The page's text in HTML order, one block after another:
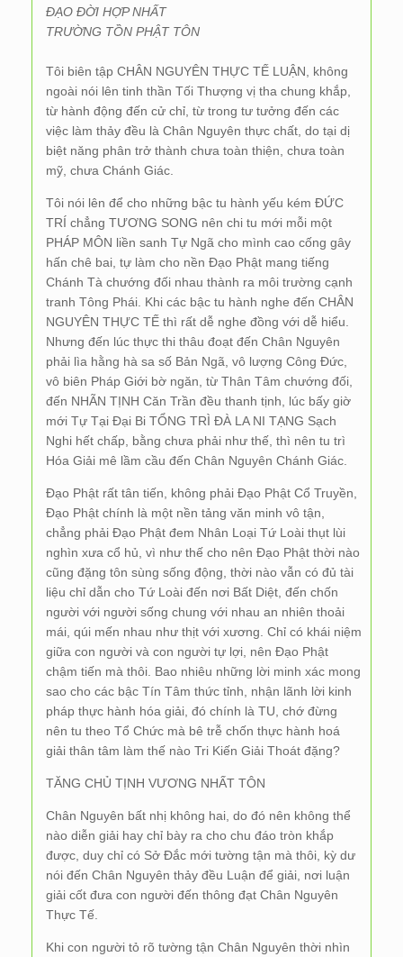
ĐẠO ĐỜI HỢP NHẤT
TRƯỜNG TỒN PHẬT TÔN
Tôi biên tập CHÂN NGUYÊN THỰC TẾ LUẬN, không
ngoài nói lên tinh thần Tối Thượng vị tha chung khắp,
từ hành động đến cử chỉ, từ trong tư tưởng đến các
việc làm thảy đều là Chân Nguyên thực chất, do tại dị
biệt năng phân trở thành chưa toàn thiện, chưa toàn
mỹ, chưa Chánh Giác.
Tôi nói lên để cho những bậc tu hành yếu kém ĐỨC
TRÍ chẳng TƯƠNG SONG nên chi tu mới mỗi một
PHÁP MÔN liền sanh Tự Ngã cho mình cao cống gây
hấn chê bai, tự làm cho nền Đạo Phật mang tiếng
Chánh Tà chướng đối nhau thành ra môi trường cạnh
tranh Tông Phái. Khi các bậc tu hành nghe đến CHÂN
NGUYÊN THỰC TẾ thì rất dễ nghe đồng với dễ hiểu.
Nhưng đến lúc thực thi thâu đoạt đến Chân Nguyên
phải lìa hằng hà sa số Bản Ngã, vô lượng Công Đức,
vô biên Pháp Giới bờ ngăn, từ Thân Tâm chướng đối,
đến NHÃN TỊNH Căn Trần đều thanh tịnh, lúc bấy giờ
mới Tự Tại Đại Bi TỔNG TRÌ ĐÀ LA NI TẠNG Sạch
Nghi hết chấp, bằng chưa phải như thế, thì nên tu trì
Hóa Giải mê lầm cầu đến Chân Nguyên Chánh Giác.
Đạo Phật rất tân tiến, không phải Đạo Phật Cổ Truyền,
Đạo Phật chính là một nền tảng văn minh vô tận,
chẳng phải Đạo Phật đem Nhân Loại Tứ Loài thụt lùi
nghìn xưa cổ hủ, vì như thế cho nên Đạo Phật thời nào
cũng đặng tôn sùng sống động, thời nào vẫn có đủ tài
liệu chỉ dẫn cho Tứ Loài đến nơi Bất Diệt, đến chốn
người với người sống chung với nhau an nhiên thoải
mái, qúi mến nhau như thịt với xương. Chỉ có khái niệm
giữa con người và con người tự lợi, nên Đạo Phật
chậm tiến mà thôi. Bao nhiêu những lời minh xác mong
sao cho các bậc Tín Tâm thức tỉnh, nhận lãnh lời kinh
pháp thực hành hóa giải, đó chính là TU, chớ đừng
nên tu theo Tổ Chức mà bê trễ chốn thực hành hoá
giải thân tâm làm thế nào Tri Kiến Giải Thoát đặng?
TĂNG CHỦ TỊNH VƯƠNG NHẤT TÔN
Chân Nguyên bất nhị không hai, do đó nên không thể
nào diễn giải hay chỉ bày ra cho chu đáo tròn khắp
được, duy chỉ có Sở Đắc mới tường tận mà thôi, kỳ dư
nói đến Chân Nguyên thảy đều Luận để giải, nơi luận
giải cốt đưa con người đến thông đạt Chân Nguyên
Thực Tế.
Khi con người tỏ rõ tường tận Chân Nguyên thời nhìn